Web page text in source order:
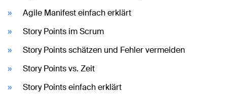
Agile Manifest einfach erklärt
Story Points im Scrum
Story Points schätzen und Fehler vermeiden
Story Points vs. Zeit
Story Points einfach erklärt